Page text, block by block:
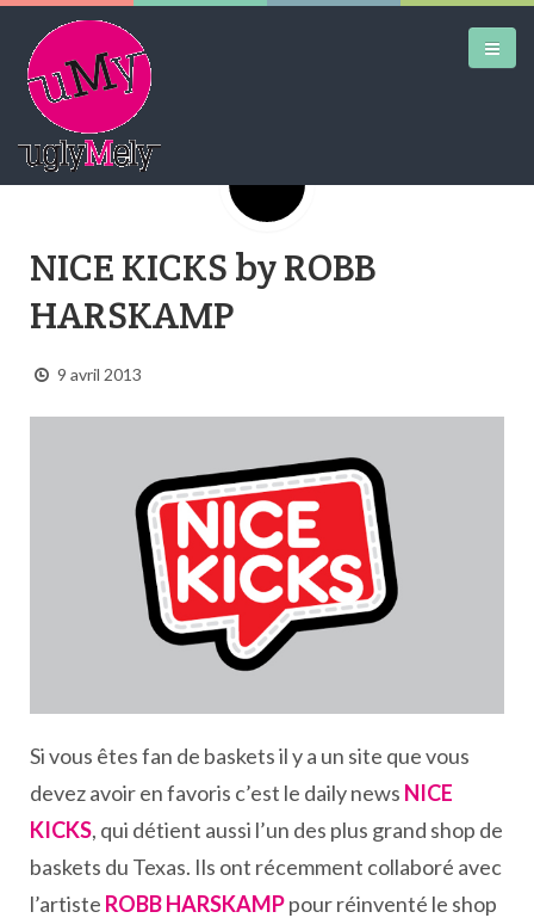
AIRTRAINERPEDIA
STREET ART
Google+
NICE KICKS by ROBB
HARSKAMP
9 avril 2013
Si vous êtes fan de baskets il y a un site que vous
devez avoir en favoris c’est le daily news NICE
KICKS, qui détient aussi l’un des plus grand shop de
baskets du Texas. Ils ont récemment collaboré avec
l’artiste ROBB HARSKAMPpour réinventé le shop